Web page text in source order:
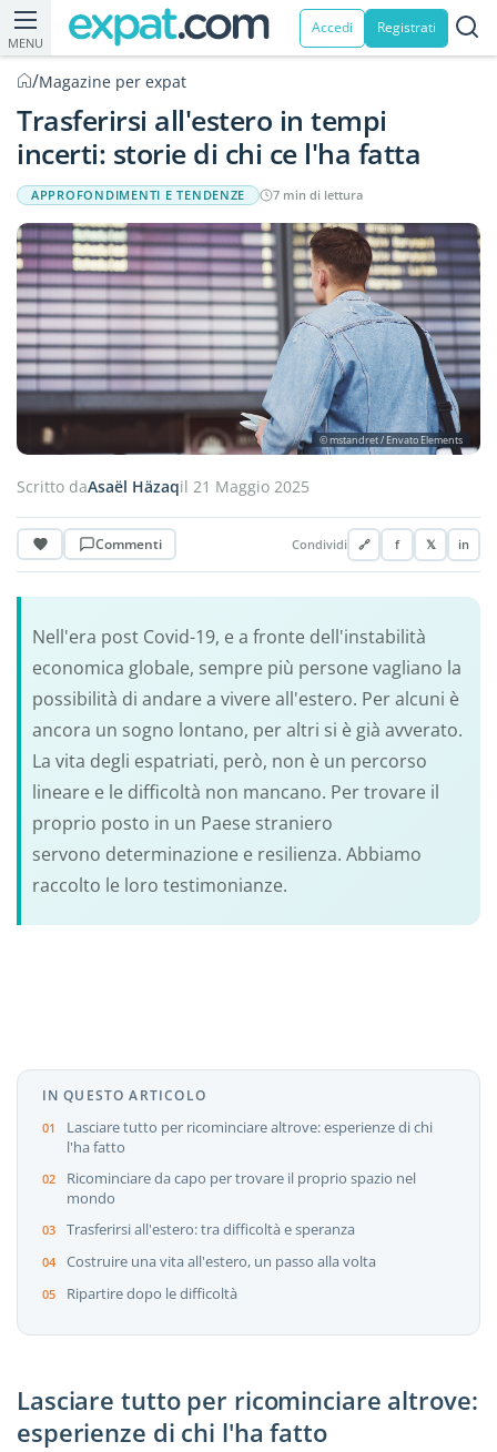
MENU
Accedi Registrati
/Magazine per expat
Trasferirsi all'estero in tempi
incerti: storie di chi ce l'ha fatta
APPROFONDIMENTI E TENDENZE 7 min di lettura
© mstandret / Envato Elements
Scritto daAsaël Häzaqil 21 Maggio 2025
Commenti Condividi 🔗 f 𝕏 in
Nell'era post Covid-19, e a fronte dell'instabilità
economica globale, sempre più persone vagliano la
possibilità di andare a vivere all'estero. Per alcuni è
ancora un sogno lontano, per altri si è già avverato.
La vita degli espatriati, però, non è un percorso
lineare e le difficoltà non mancano. Per trovare il
proprio posto in un Paese straniero
servono determinazione e resilienza. Abbiamo
raccolto le loro testimonianze.
IN QUESTO ARTICOLO
Lasciare tutto per ricominciare altrove: esperienze di chi
l'ha fatto
Ricominciare da capo per trovare il proprio spazio nel
mondo
Trasferirsi all'estero: tra difficoltà e speranza
Costruire una vita all'estero, un passo alla volta
Ripartire dopo le difficoltà
Lasciare tutto per ricominciare altrove:
esperienze di chi l'ha fatto